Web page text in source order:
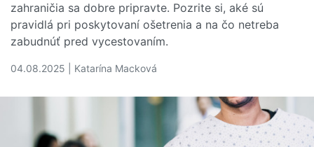
zahraničia sa dobre pripravte. Pozrite si, aké sú
pravidlá pri poskytovaní ošetrenia a na čo netreba
zabudnúť pred vycestovaním.
04.08.2025 | Katarína Macková